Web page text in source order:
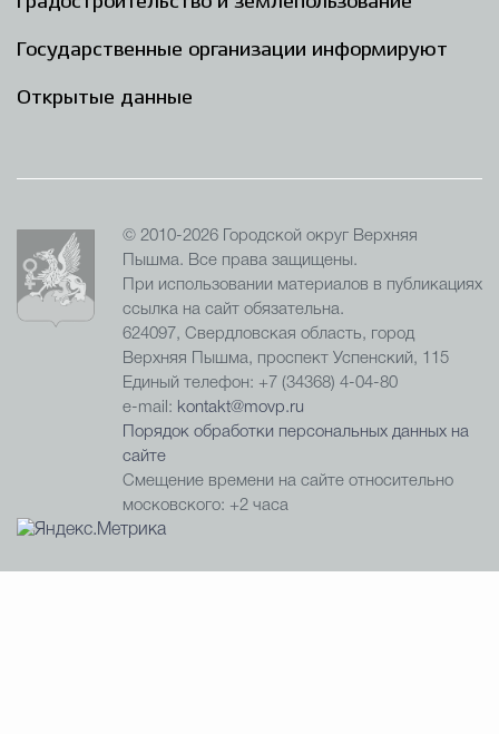
Государственные организации информируют
Открытые данные
© 2010-2026 Городской округ Верхняя
Пышма. Все права защищены.
При использовании материалов в публикациях
ссылка на сайт обязательна.
624097, Свердловская область, город
Верхняя Пышма, проспект Успенский, 115
Единый телефон: +7 (34368) 4-04-80
e-mail: kontakt@movp.ru
Порядок обработки персональных данных на
сайте
Смещение времени на сайте относительно
московского: +2 часа